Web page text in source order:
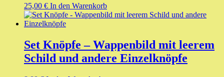
25,00 € In den Warenkorb
Set Knöpfe – Wappenbild mit leerem
Schild und andere Einzelknöpfe